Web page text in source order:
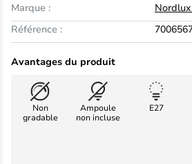
Marque :
Référence :
Avantages du produit
Non
gradable
Ampoule
non incluse
E27